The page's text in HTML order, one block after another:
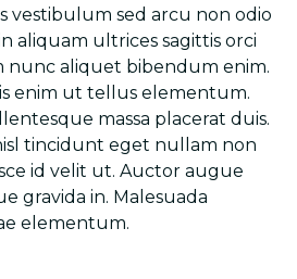
vestibulum sed arcu non odio
aliquam ultrices sagittis orci
nunc aliquet bibendum enim.
enim ut tellus elementum.
massa placerat duis.
tincidunt eget nullam non
id velit ut. Auctor augue
gravida in. Malesuada
elementum.